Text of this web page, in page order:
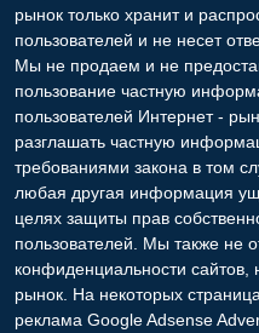
рынок только хранит и
пользователей и не несет
Мы не продаем и не
пользование частную
пользователей Интернет -
разглашать частную
требованиями закона в том
любая другая информация
целях защиты прав
пользователей. Мы также не
конфиденциальности сайтов,
рынок. На некоторых
реклама Google Adsense